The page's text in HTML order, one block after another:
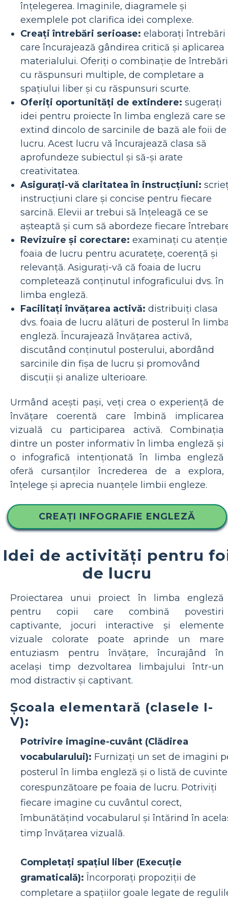
înțelegerea. Imaginile, diagramele și
exemplele pot clarifica idei complexe.
Creați întrebări serioase: elaborați întrebări
care încurajează gândirea critică și aplicarea
materialului. Oferiți o combinație de întrebări
cu răspunsuri multiple, de completare a
spațiului liber și cu răspunsuri scurte.
Oferiți oportunități de extindere: sugerați
idei pentru proiecte în limba engleză care se
extind dincolo de sarcinile de bază ale foii de
lucru. Acest lucru vă încurajează clasa să
aprofundeze subiectul și să-și arate
creativitatea.
Asigurați-vă claritatea în instrucțiuni:
instrucțiuni clare și concise pentru fiecare
sarcină. Elevii ar trebui să înțeleagă ce se
așteaptă și cum să abordeze fiecare
Revizuire și corectare: examinați cu atenție
foaia de lucru pentru acuratețe, coerență și
relevanță. Asigurați-vă că foaia de lucru
completează conținutul infograficului dvs. în
limba engleză.
Facilitați învățarea activă: distribuiți clasa
dvs. foaia de lucru alături de posterul în
engleză. Încurajează învățarea activă,
discutând conținutul posterului, abordând
sarcinile din fișa de lucru și promovând
discuții și analize ulterioare.
Urmând acești pași, veți crea o experiență de
învățare coerentă care îmbină implicarea
vizuală cu participarea activă. Combinația
dintre un poster informativ în limba engleză și
o infografică intenționată în limba engleză
oferă cursanților încrederea de a explora,
înțelege și aprecia nuanțele limbii engleze.
CREAȚI INFOGRAFIE ENGLEZĂ
Idei de activități pentru
de lucru
Proiectarea unui proiect în limba engleză
pentru copii care combină povestiri
captivante, jocuri interactive și elemente
vizuale colorate poate aprinde un mare
entuziasm pentru învățare, încurajând în
același timp dezvoltarea limbajului într-un
mod distractiv și captivant.
Școala elementară (clasele I-
V):
Potrivire imagine-cuvânt (Clădirea
vocabularului): Furnizați un set de imagini
posterul în limba engleză și o listă de cuvinte
corespunzătoare pe foaia de lucru. Potriviți
fiecare imagine cu cuvântul corect,
îmbunătățind vocabularul și întărind în
timp învățarea vizuală.
Completați spațiul liber (Execuție
gramaticală): Încorporați propoziții de
completare a spațiilor goale legate de